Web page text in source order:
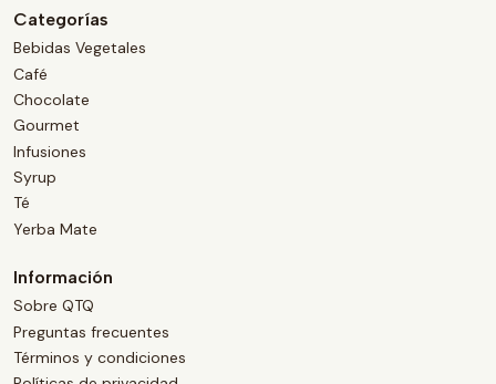
Categorías
Bebidas Vegetales
Café
Chocolate
Gourmet
Infusiones
Syrup
Té
Yerba Mate
Información
Sobre QTQ
Preguntas frecuentes
Términos y condiciones